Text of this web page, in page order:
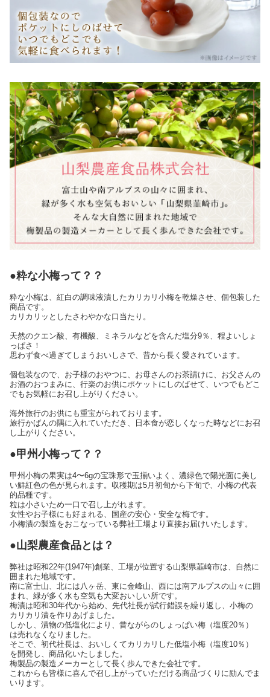
●粋な小梅って？？
粋な小梅は、紅白の調味液漬したカリカリ小梅を乾燥させ、個包装した
商品です。
カリカリッとしたさわやかな口当たり。
天然のクエン酸、有機酸、ミネラルなどを含んだ塩分9％、程よいしょ
っぱさ！
思わず食べ過ぎてしまうおいしさで、昔から長く愛されています。
個包装なので、お子様のおやつに、お母さんのお茶請けに、お父さんの
お酒のおつまみに、行楽のお供にポケットにしのばせて、いつでもどこ
でもお気軽にお召し上がりください。
海外旅行のお供にも重宝がられております。
旅行かばんの隅に入れていただき、日本食が恋しくなった時などにお召
し上がりください。
●甲州小梅って？？
甲州小梅の果実は4〜6gの宝珠形で玉揃いよく、濃緑色で陽光面に美し
い鮮紅色の色が見られます。収穫期は5月初旬から下旬で、小梅の代表
的品種です。
粒は小さいため一口で召し上がれます。
女性やお子様にも好まれる、国産の安心・安全な梅です。
小梅漬の製造をおこなっている弊社工場より直接お届けいたします。
●山梨農産食品とは？
弊社は昭和22年(1947年)創業、工場が位置する山梨県韮崎市は、自然に
囲まれた地域です。
南に富士山、北には八ヶ岳、東に金峰山、西には南アルプスの山々に囲
まれ、緑が多く水も空気も大変おいしい所です。
梅漬は昭和30年代から始め、先代社長が試行錯誤を繰り返し、小梅の
カリカリ漬を作りあげました。
しかし、漬物の低塩化により、昔ながらのしょっぱい梅（塩度20％）
は売れなくなりました。
そこで、初代社長は、おいしくてカリカリした低塩小梅（塩度10％）
を開発し、商品化いたしました。
梅製品の製造メーカーとして長く歩んできた会社です。
これからも皆様に喜んで召し上がっていただける商品づくりに励んでま
いります。